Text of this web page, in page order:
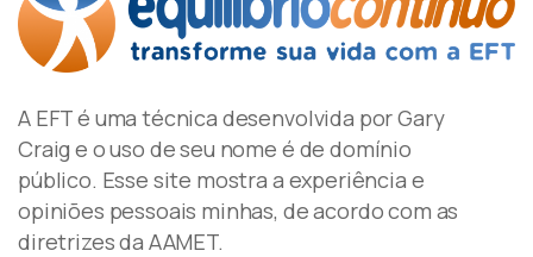
A EFT é uma técnica desenvolvida por Gary
Craig e o uso de seu nome é de domínio
público. Esse site mostra a experiência e
opiniões pessoais minhas, de acordo com as
diretrizes da AAMET.